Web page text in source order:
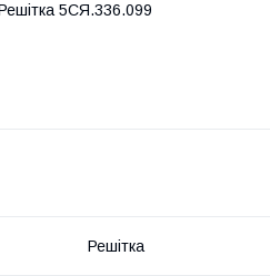
5СЯ.336.099
Решітка